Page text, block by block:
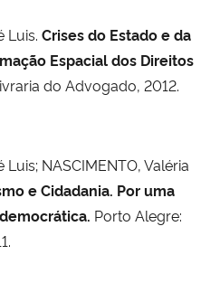
Luis. Crises do Estado e da
Espacial dos Direitos
do Advogado, 2012.
Luis; NASCIMENTO, Valéria
e Cidadania. Por uma
Porto Alegre: